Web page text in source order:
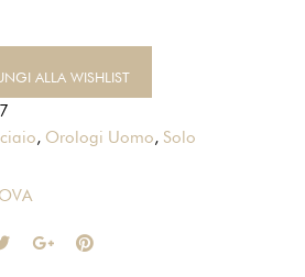
ALLA WISHLIST
, Orologi Uomo, Solo